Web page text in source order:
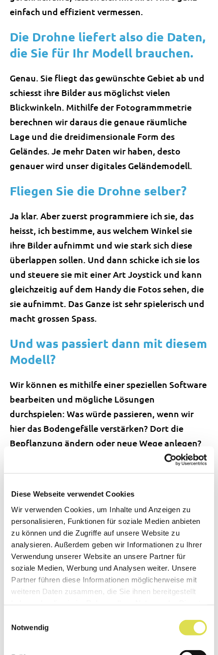
Diese Webseite verwendet Cookies
Wir verwenden Cookies, um Inhalte und Anzeigen zu
personalisieren, Funktionen für soziale Medien anbieten
zu können und die Zugriffe auf unsere Website zu
analysieren. Außerdem geben wir Informationen zu Ihrer
Verwendung unserer Website an unsere Partner für
soziale Medien, Werbung und Analysen weiter. Unsere
Partner führen diese Informationen möglicherweise mit
weiteren Daten zusammen, die Sie ihnen bereitgestellt
Notwendig
einfach und effizient vermessen.
Die Drohne liefert also die Daten,
die Sie für Ihr Modell brauchen.
Genau. Sie fliegt das gewünschte Gebiet ab und
schiesst ihre Bilder aus möglichst vielen
Blickwinkeln. Mithilfe der Fotogrammmetrie
berechnen wir daraus die genaue räumliche
Lage und die dreidimensionale Form des
Geländes. Je mehr Daten wir haben, desto
genauer wird unser digitales Geländemodell.
Fliegen Sie die Drohne selber?
Ja klar. Aber zuerst programmiere ich sie, das
heisst, ich bestimme, aus welchem Winkel sie
ihre Bilder aufnimmt und wie stark sich diese
überlappen sollen. Und dann schicke ich sie los
und steuere sie mit einer Art Joystick und kann
gleichzeitig auf dem Handy die Fotos sehen, die
sie aufnimmt. Das Ganze ist sehr spielerisch und
macht grossen Spass.
Und was passiert dann mit diesem
Modell?
Wir können es mithilfe einer speziellen Software
bearbeiten und mögliche Lösungen
durchspielen: Was würde passieren, wenn wir
hier das Bodengefälle verstärken? Dort die
Bepflanzung ändern oder neue Wege anlegen?
Mit einer Virtual-Reality-Brille können wir uns
sogar selber in dieses 3D-Modell begeben und
Bisher haben Raumplaner und
Architekten für ihre
Geländemodelle mit
Flugzeugaufnahmen gearbeitet.
Was ist der Vorteil der Drohnen?
kann es machen. In der Schweiz verfügt